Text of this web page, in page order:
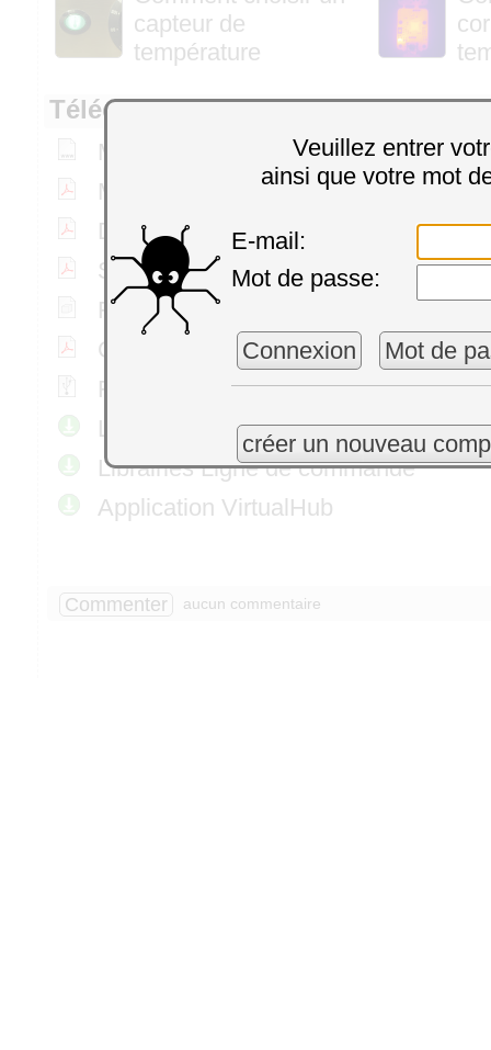
Veuillez entrer
ainsi que votre mot
E-mail:
Mot de passe:
Connexion Mot de
créer un nouveau
capteur de
température
Téléchargements
Manuel d'utilisation (HTML)
Manuel d'utilisation (PDF)
Descriptif du produit
Schéma technique
Fichier 3D (STEP)
Certificat RoHS
Firmware le plus récent
Librairies de programmation
Librairies Ligne de commande
Application VirtualHub
Commenter aucun commentaire